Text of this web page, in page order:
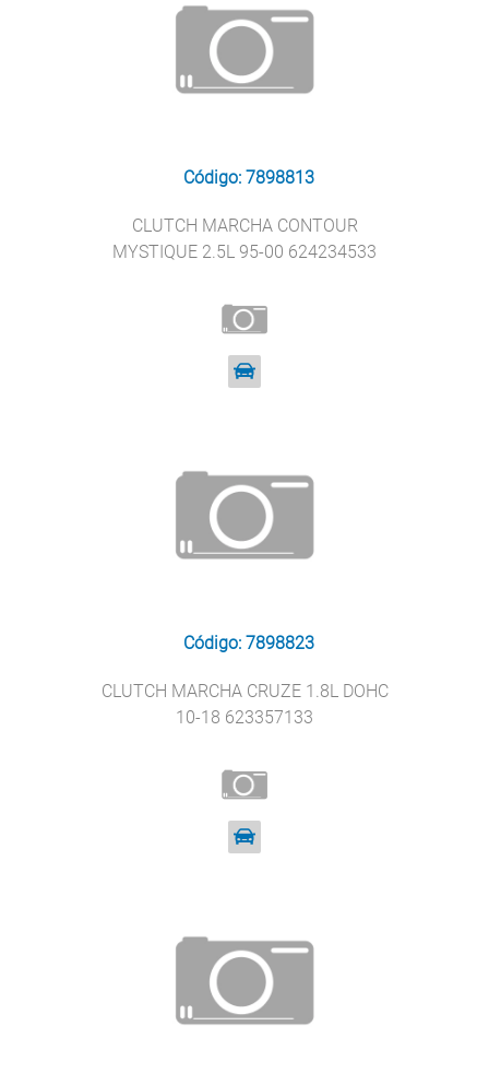
Código: 7898813
CLUTCH MARCHA CONTOUR
MYSTIQUE 2.5L 95-00 624234533
Código: 7898823
CLUTCH MARCHA CRUZE 1.8L DOHC
10-18 623357133